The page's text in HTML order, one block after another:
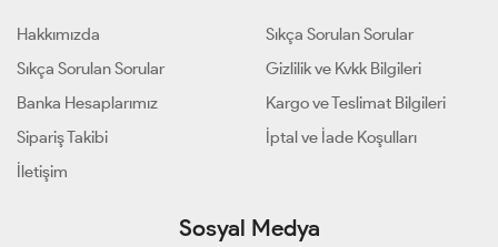
Hakkımızda
Sıkça Sorulan Sorular
Banka Hesaplarımız
Sipariş Takibi
İletişim
Sıkça Sorulan Sorular
Gizlilik ve Kvkk Bilgileri
Kargo ve Teslimat Bilgileri
İptal ve İade Koşulları
Sosyal Medya